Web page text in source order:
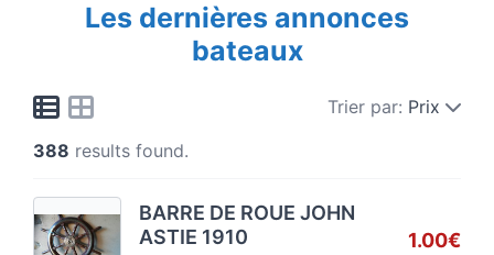
Les dernières annonces
bateaux
Trier par: Prix
388 results found.
BARRE DE ROUE JOHN
ASTIE 1910
1.00€